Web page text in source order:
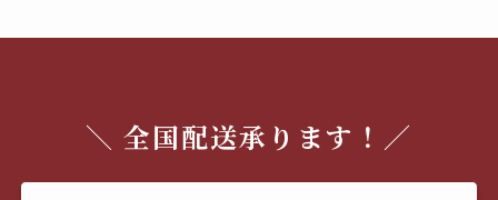
＼ 全国配送承ります！／